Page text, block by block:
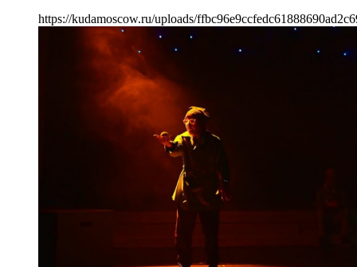
https://kudamoscow.ru/uploads/